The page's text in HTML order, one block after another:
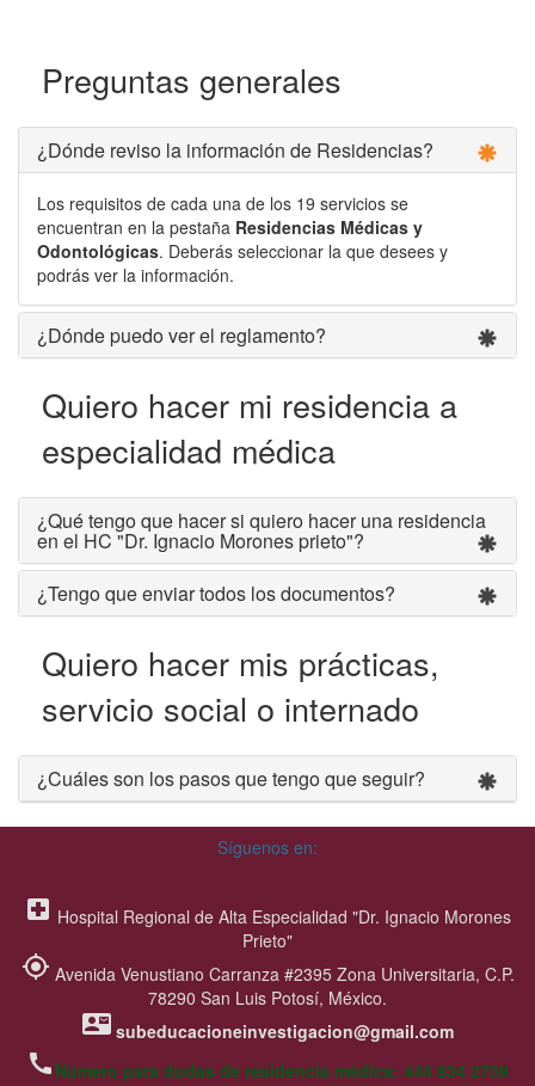
Preguntas generales
¿Dónde reviso la información de Residencias?
Los requisitos de cada una de los 19 servicios se
encuentran en la pestaña Residencias Médicas y
Odontológicas. Deberás seleccionar la que desees y
podrás ver la información.
¿Dónde puedo ver el reglamento?
Quiero hacer mi residencia a
especialidad médica
¿Qué tengo que hacer si quiero hacer una residencia
en el HC "Dr. Ignacio Morones prieto"?
¿Tengo que enviar todos los documentos?
Quiero hacer mis prácticas,
servicio social o internado
¿Cuáles son los pasos que tengo que seguir?
Síguenos en:
local_hospital Hospital Regional de Alta Especialidad "Dr. Ignacio Morones
Prieto"
my_location Avenida Venustiano Carranza #2395 Zona Universitaria, C.P.
78290 San Luis Potosí, México.
contact_mail subeducacioneinvestigacion@gmail.com
call Número para dudas de residencia médica: 444 834 2739